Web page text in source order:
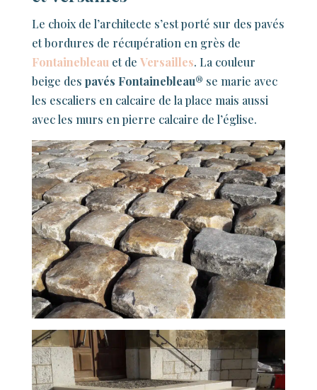
Le choix de l’architecte s’est porté sur des pavés
et bordures de récupération en grès de
Fontainebleau et de Versailles. La couleur
beige des pavés Fontainebleau® se marie avec
les escaliers en calcaire de la place mais aussi
avec les murs en pierre calcaire de l’église.